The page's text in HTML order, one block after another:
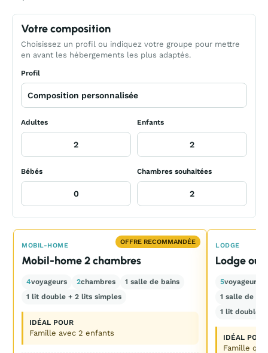
Votre composition
Choisissez un profil ou indiquez votre groupe pour mettre
en avant les hébergements les plus adaptés.
Profil
Adultes Enfants
Bébés Chambres souhaitées
OFFRE RECOMMANDÉE
MOBIL-HOME
Mobil-home 2 chambres
4voyageurs 2chambres
1 salle de bains
1 lit double + 2 lits simples
IDÉAL POUR
Famille avec 2 enfants
LODGE
Lodge ou
5voyageurs
1 salle de
1 lit double
IDÉAL POUR
Famille qui